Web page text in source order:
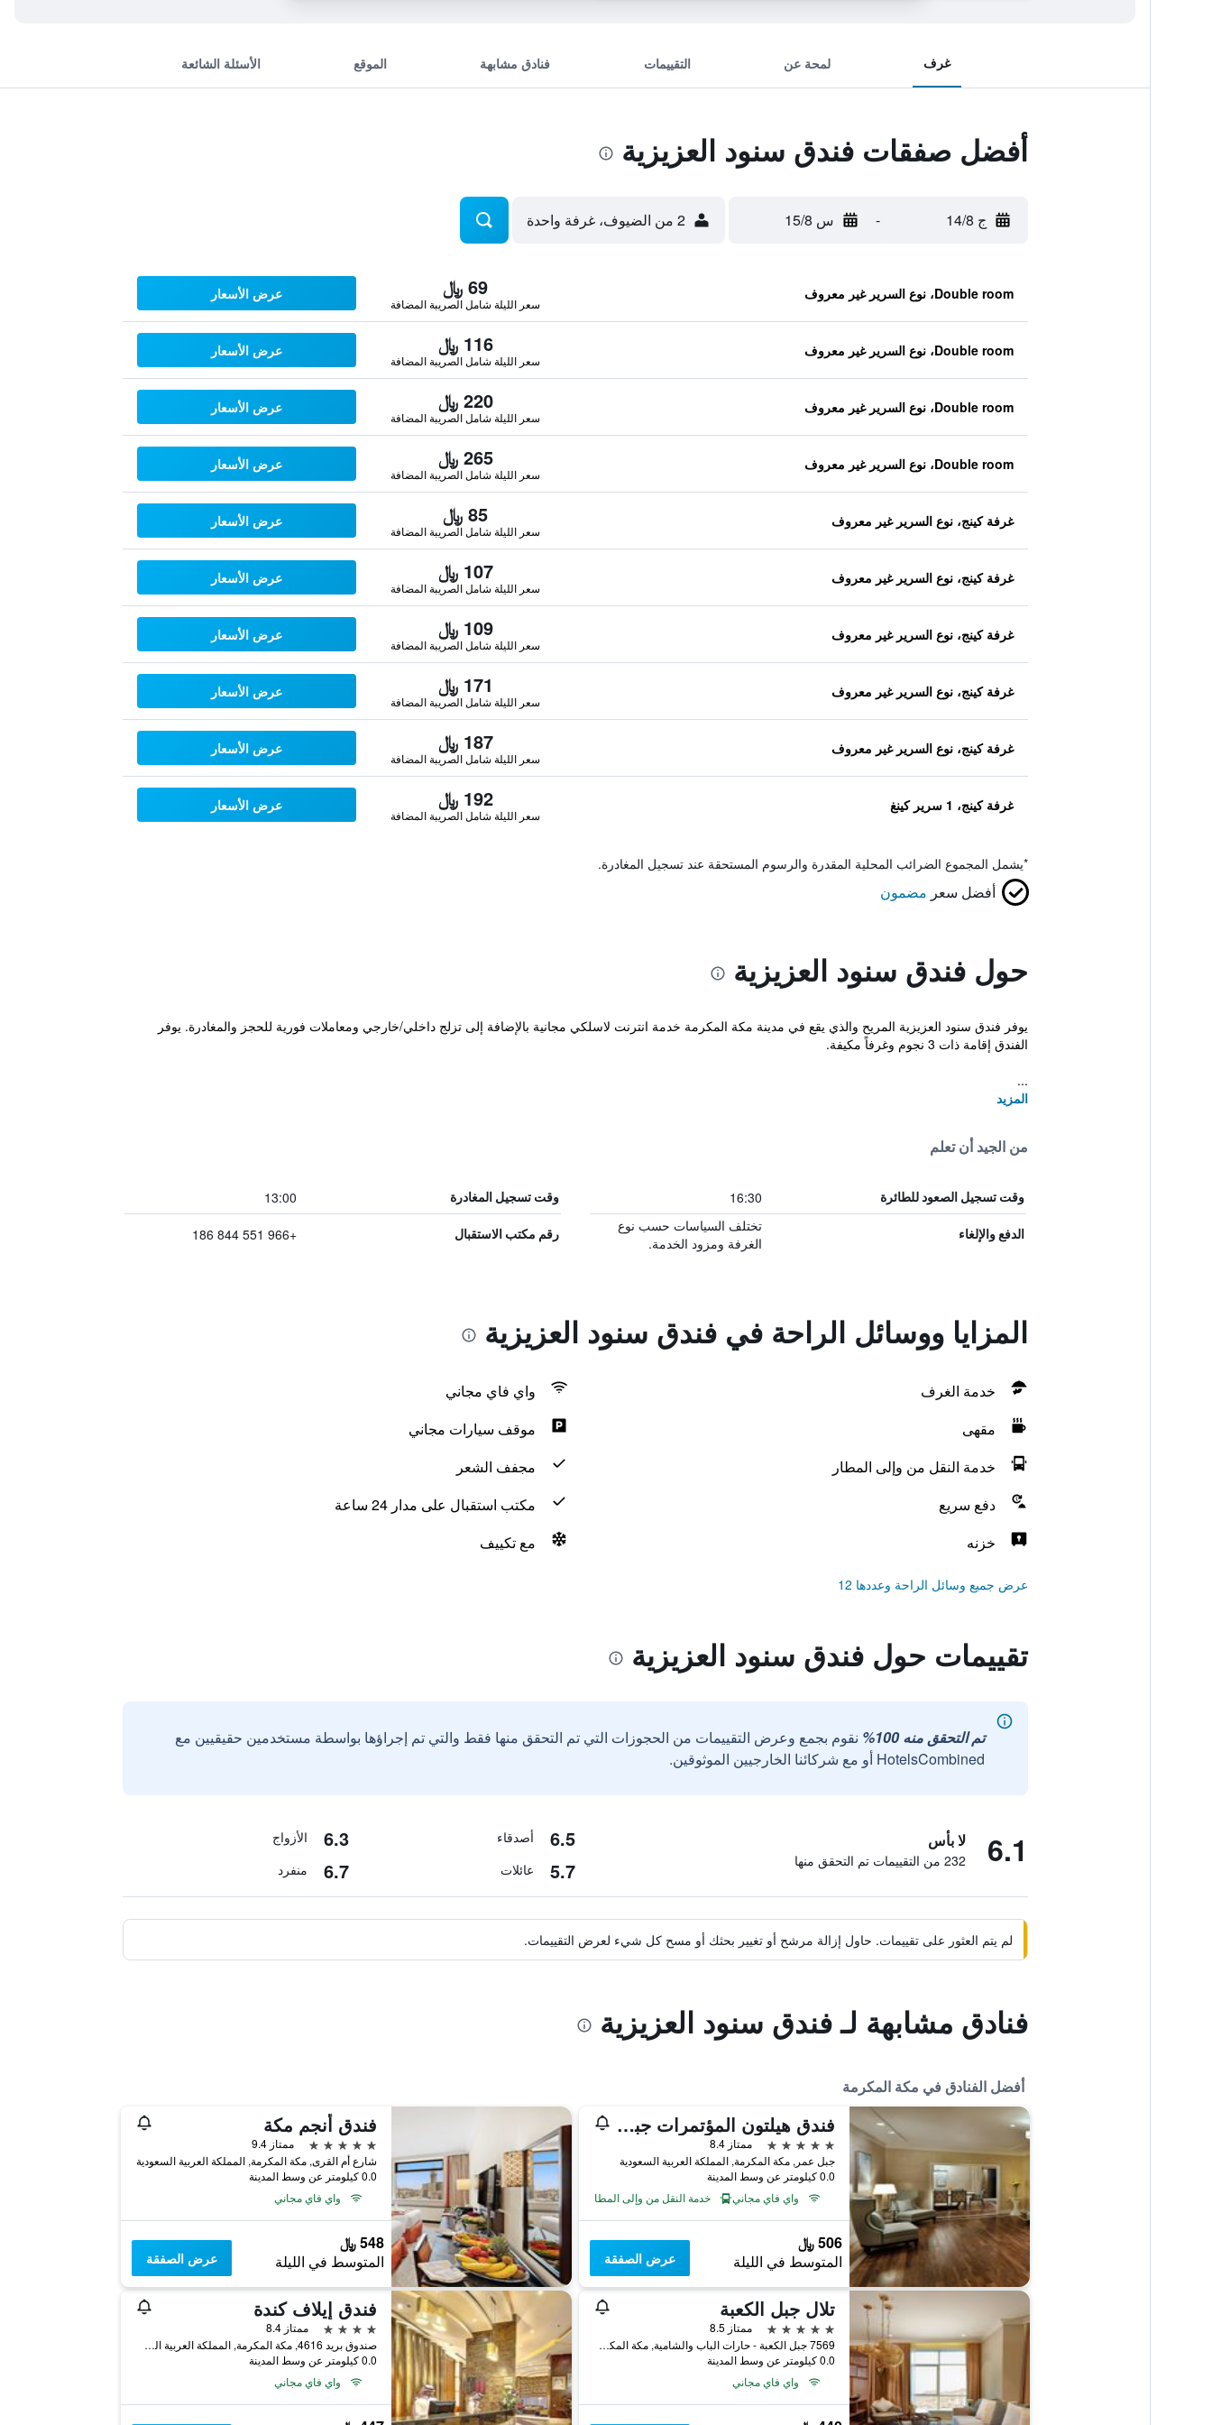
غرف لمحة عن التقييمات فنادق مشابهة الموقع الأسئلة الشائعة
أفضل صفقات فندق سنود العزيزية
ج 14/8 - س 15/8 2 من الضيوف، غرفة واحدة
Double room، نوع السرير غير معروف 69 ﷼
سعر الليلة شامل الصريبة المضافة
عرض الأسعار
Double room، نوع السرير غير معروف 116 ﷼
سعر الليلة شامل الصريبة المضافة
عرض الأسعار
Double room، نوع السرير غير معروف 220 ﷼
سعر الليلة شامل الصريبة المضافة
عرض الأسعار
Double room، نوع السرير غير معروف 265 ﷼
سعر الليلة شامل الصريبة المضافة
عرض الأسعار
غرفة كينج، نوع السرير غير معروف 85 ﷼
سعر الليلة شامل الصريبة المضافة
عرض الأسعار
غرفة كينج، نوع السرير غير معروف 107 ﷼
سعر الليلة شامل الصريبة المضافة
عرض الأسعار
غرفة كينج، نوع السرير غير معروف 109 ﷼
سعر الليلة شامل الصريبة المضافة
عرض الأسعار
غرفة كينج، نوع السرير غير معروف 171 ﷼
سعر الليلة شامل الصريبة المضافة
عرض الأسعار
غرفة كينج، نوع السرير غير معروف 187 ﷼
سعر الليلة شامل الصريبة المضافة
عرض الأسعار
غرفة كينج، 1 سرير كينغ 192 ﷼
سعر الليلة شامل الصريبة المضافة
عرض الأسعار
*يشمل المجموع الضرائب المحلية المقدرة والرسوم المستحقة عند تسجيل المغادرة.
أفضل سعر مضمون
حول فندق سنود العزيزية
يوفر فندق سنود العزيزية المريح والذي يقع في مدينة مكة المكرمة خدمة انترنت لاسلكي مجانية بالإضافة إلى تزلج داخلي/خارجي ومعاملات فورية للحجز والمغادرة. يوفر
الفندق إقامة ذات 3 نجوم وغرفاً مكيفة.
...
المزيد
من الجيد أن تعلم
وقت تسجيل الصعود للطائرة 16:30 وقت تسجيل المغادرة 13:00
الدفع والإلغاء
تختلف السياسات حسب نوع
الغرفة ومزود الخدمة.
رقم مكتب الاستقبال +966 551 844 186
المزايا ووسائل الراحة في فندق سنود العزيزية
خدمة الغرف
واي فاي مجاني
مقهى
موقف سيارات مجاني
خدمة النقل من وإلى المطار
مجفف الشعر
دفع سريع
مكتب استقبال على مدار 24 ساعة
خزنه
مع تكييف
عرض جميع وسائل الراحة وعددها 12
تقييمات حول فندق سنود العزيزية
تم التحقق منه 100%
نقوم بجمع وعرض التقييمات من الحجوزات التي تم التحقق منها فقط والتي تم إجراؤها بواسطة مستخدمين حقيقيين مع
HotelsCombined أو مع شركائنا الخارجيين الموثوقين.
6.1 لا بأس
232 من التقييمات تم التحقق منها
6.5 أصدقاء 6.3 الأزواج
5.7 عائلات 6.7 منفرد
لم يتم العثور على تقييمات. حاول إزالة مرشح أو تغيير بحثك أو مسح كل شيء لعرض التقييمات.
فنادق مشابهة لـ فندق سنود العزيزية
أفضل الفنادق في مكة المكرمة
فندق هيلتون المؤتمرات جبل عمر مكة
5 نجوم
ممتاز 8.4
جبل عمر, مكة المكرمة, المملكة العربية السعودية
0.0 كيلومتر عن وسط المدينة
واي فاي مجاني
خدمة النقل من وإلى المطار
506 ﷼
المتوسط في الليلة عرض الصفقة
فندق أنجم مكة
5 نجوم
ممتاز 9.4
شارع أم القرى, مكة المكرمة, المملكة العربية السعودية
0.0 كيلومتر عن وسط المدينة
واي فاي مجاني
548 ﷼
المتوسط في الليلة عرض الصفقة
تلال جبل الكعبة
5 نجوم
ممتاز 8.5
7569 جبل الكعبة - حارات الباب والشامية, مكة المكرمة, المملكة العربية السعودية
0.0 كيلومتر عن وسط المدينة
واي فاي مجاني
فندق إيلاف كندة
4 نجوم
ممتاز 8.4
صندوق بريد 4616, مكة المكرمة, المملكة العربية السعودية
0.0 كيلومتر عن وسط المدينة
واي فاي مجاني